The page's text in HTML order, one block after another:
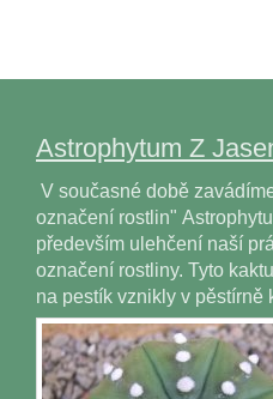
Astrophytum Z
V současné době
označení rostlin"
především ulehčení naší
označení rostliny. Tyto
na pestík vznikly v